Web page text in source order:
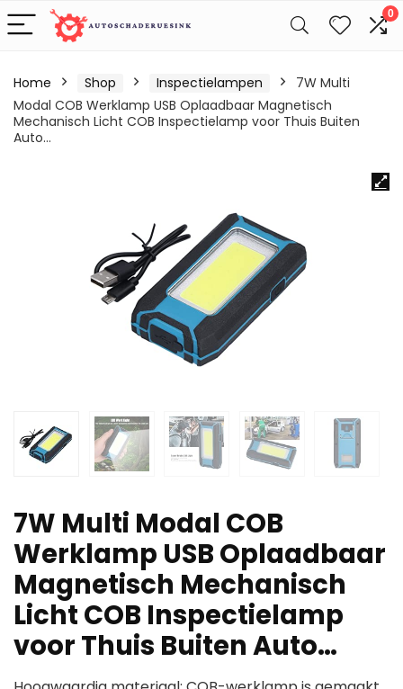
0
Home Shop Inspectielampen
7W Multi
Modal COB Werklamp USB Oplaadbaar Magnetisch
Mechanisch Licht COB Inspectielamp voor Thuis Buiten
Auto…
7W Multi Modal COB
Werklamp USB Oplaadbaar
Magnetisch Mechanisch
Licht COB Inspectielamp
voor Thuis Buiten Auto…